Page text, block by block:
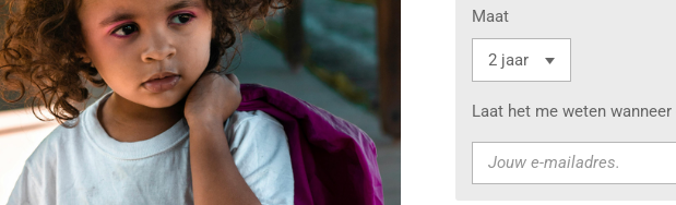
Maat
Laat het me weten